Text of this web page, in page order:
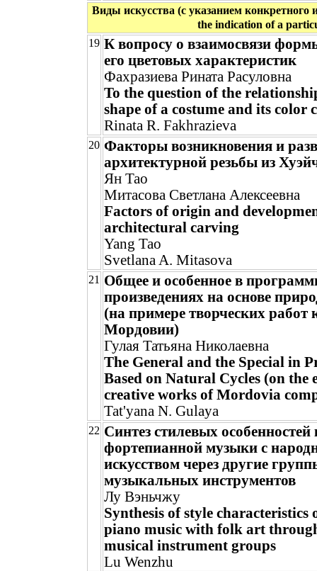
Виды искусства (с указанием конкретного
the indication of a
19 К вопросу о взаимосвязи
его цветовых характеристик
Фахразиева Рината Расуловна
To the question of the
shape of a costume and its color
Rinata R. Fakhrazieva
20 Факторы возникновения и
архитектурной резьбы из
Ян Тао
Митасова Светлана Алексеевна
Factors of origin and
architectural carving
Yang Tao
Svetlana A. Mitasova
21 Общее и особенное в
произведениях на основе
(на примере творческих работ
Мордовии)
Гулая Татьяна Николаевна
The General and the Special in
Based on Natural Cycles (on the
creative works of Mordovia
Tat'yana N. Gulaya
22 Синтез стилевых
фортепианной музыки с
искусством через другие
музыкальных инструментов
Лу Вэньчжу
Synthesis of style characteristics
piano music with folk art
musical instrument groups
Lu Wenzhu